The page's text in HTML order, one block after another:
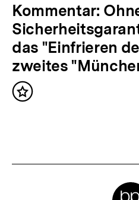
N
ä
c
h
s
t
Kommentar:
das "Einfrieren
zweites
Inhalt